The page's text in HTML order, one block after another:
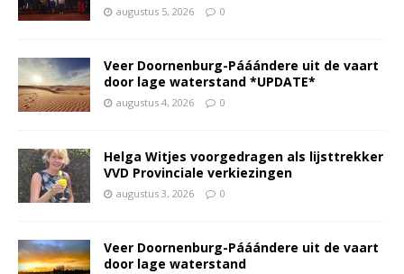
augustus 5, 2026 0
Veer Doornenburg-Pááándere uit de vaart
door lage waterstand *UPDATE*
augustus 4, 2026 0
Helga Witjes voorgedragen als lijsttrekker
VVD Provinciale verkiezingen
augustus 3, 2026 0
Veer Doornenburg-Pááándere uit de vaart
door lage waterstand